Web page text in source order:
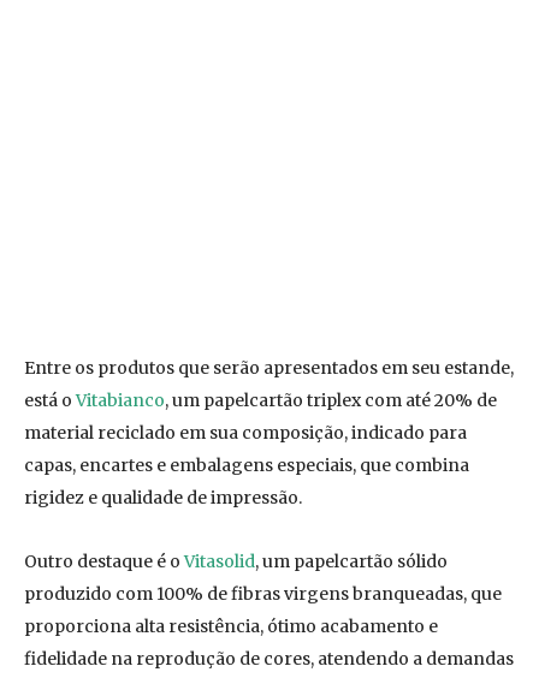
Entre os produtos que serão apresentados em seu estande,
está oVitabianco, um papelcartão triplex com até 20% de
material reciclado em sua composição, indicado para
capas, encartes e embalagens especiais, que combina
rigidez e qualidade de impressão.
Outro destaque é oVitasolid, um papelcartão sólido
produzido com 100% de fibras virgens branqueadas, que
proporciona alta resistência, ótimo acabamento e
fidelidade na reprodução de cores, atendendo a demandas